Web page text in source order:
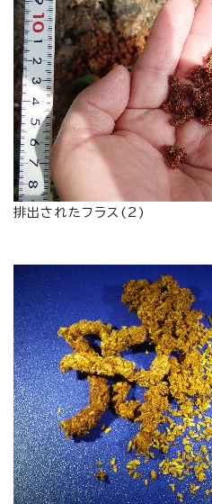
排出されたフラス(2)